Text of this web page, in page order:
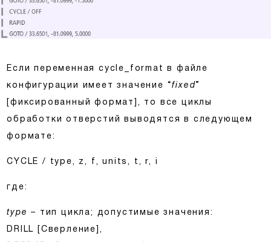
Если переменная cycle_format в файле
конфигурации имеет значение “fixed”
[фиксированный формат], то все циклы
обработки отверстий выводятся в следующем
формате:
CYCLE / type, z, f, units, t, r, i
где:
type – тип цикла; допустимые значения:
DRILL [Сверление],